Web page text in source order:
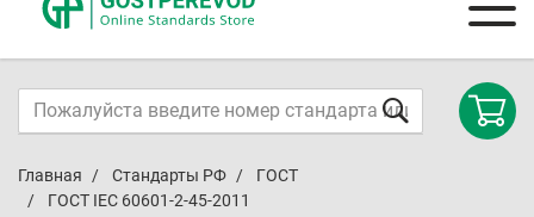
Главная Стандарты РФ
ГОСТ
ГОСТ IEC 60601-2-45-2011